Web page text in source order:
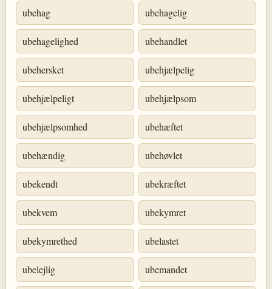
ubehag ubehagelig
ubehagelighed ubehandlet
ubehersket ubehjælpelig
ubehjælpeligt ubehjælpsom
ubehjælpsomhed ubehæftet
ubehændig ubehøvlet
ubekendt ubekræftet
ubekvem ubekymret
ubekymrethed ubelastet
ubelejlig ubemandet